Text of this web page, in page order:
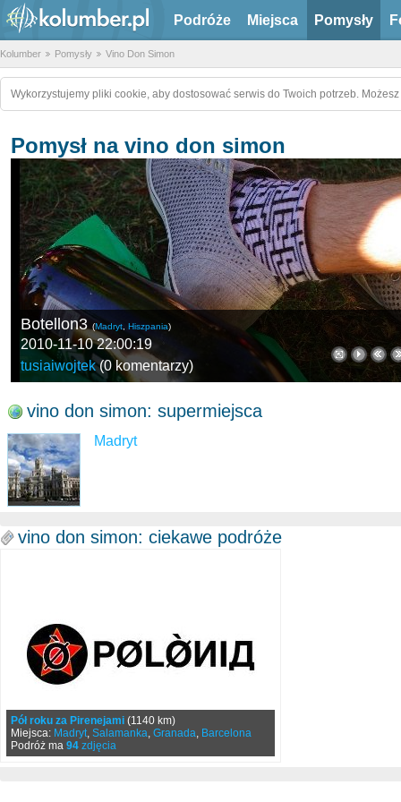
Podróże Miejsca Pomysły
Kolumber Pomysły Vino Don Simon
Wykorzystujemy pliki cookie, aby dostosować serwis do Twoich potrzeb.
Pomysł na vino don simon
Botellon3 (Madryt Hiszpania)
2010-11-10 22:00:19
tusiaiwojtek(0 komentarzy)
vino don simon: supermiejsca
Madryt
vino don simon: ciekawe podróże
Pół roku za Pirenejami (1140 km)
Miejsca: Madryt, Salamanka, Granada, Barcelona
Podróż ma 94 zdjęcia